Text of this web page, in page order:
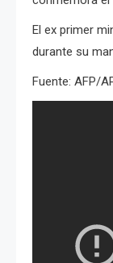
El ex primer
durante su
Fuente: AFP/